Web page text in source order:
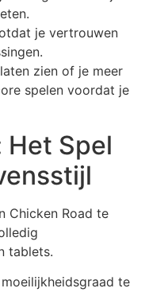
je vertrouwen
zien of je meer
spelen voordat je
Het Spel
Chicken Road te
tablets.
te